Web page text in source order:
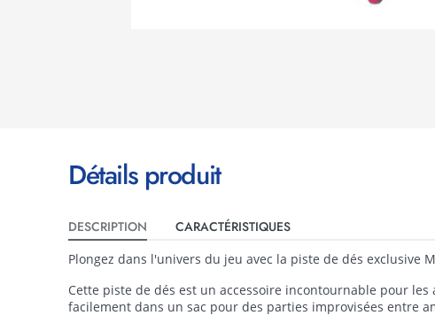
Détails produit
DESCRIPTION CARACTÉRISTIQUES
Plongez dans l'univers du jeu avec la piste de dés exclusive
Cette piste de dés est un accessoire incontournable pour
facilement dans un sac pour des parties improvisées entre